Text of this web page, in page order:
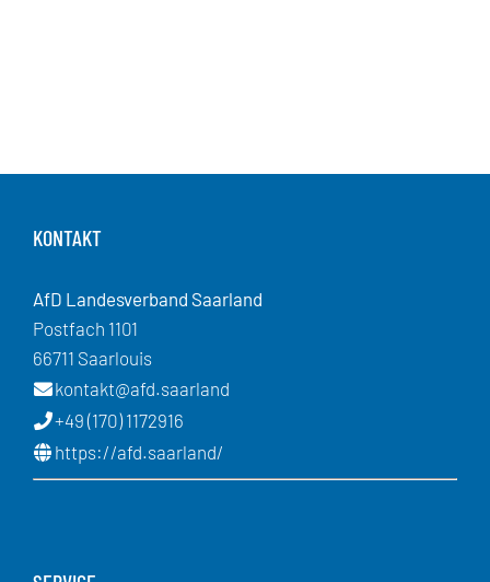
KONTAKT
AfD Landesverband Saarland
Postfach 1101
66711 Saarlouis
kontakt@afd.saarland
+49 (170) 1172916
https://afd.saarland/